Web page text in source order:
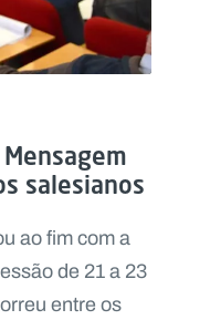
salesianos
ao fim com a
de 21 a 23
entre os